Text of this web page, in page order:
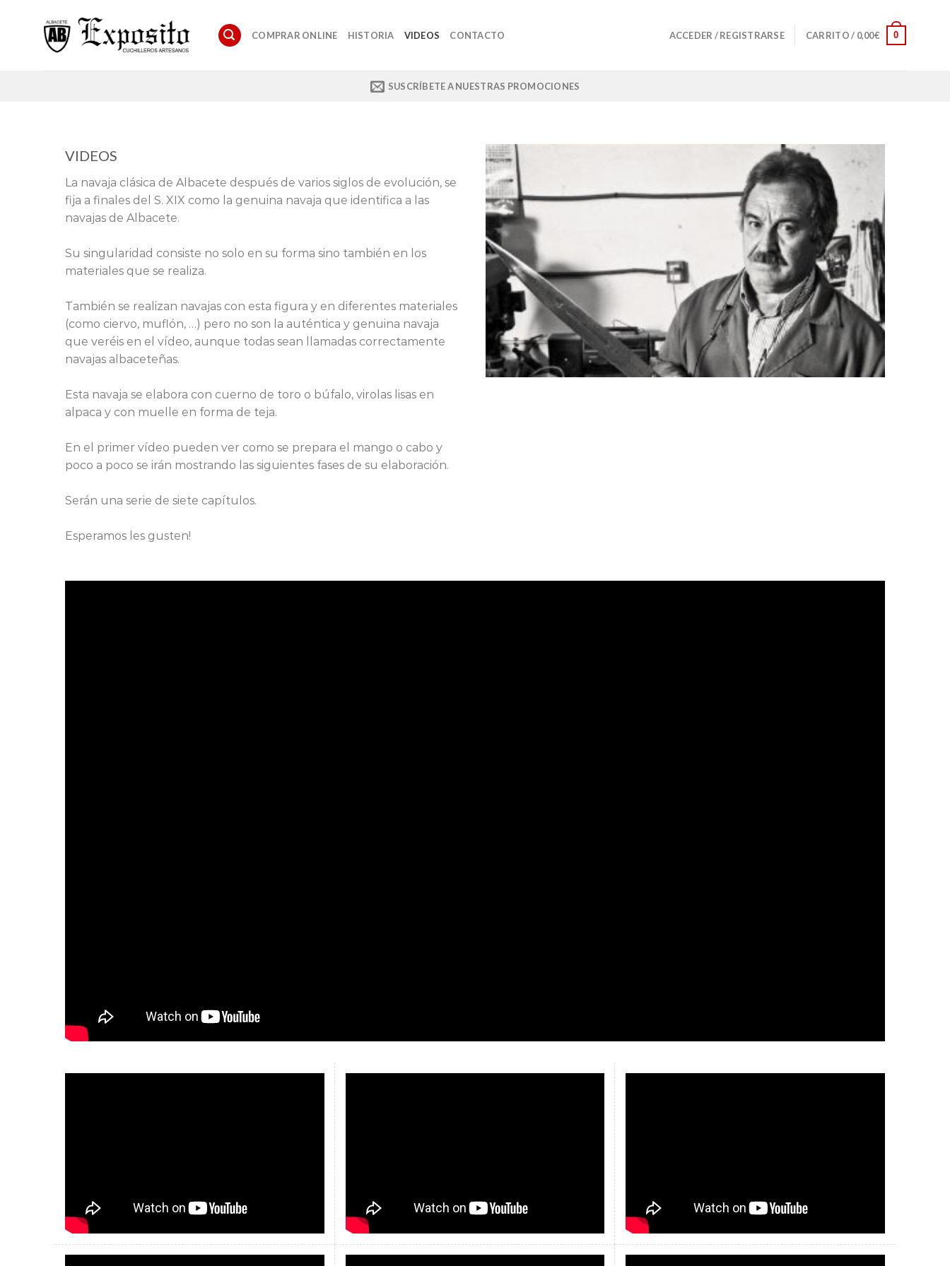
contenido
COMPRAR ONLINE HISTORIA VIDEOS CONTACTO ACCEDER / REGISTRARSE CARRITO / 0,00€ 0
SUSCRÍBETE A NUESTRAS PROMOCIONES
VIDEOS
La navaja clásica de Albacete después de varios siglos de evolución, se
fija a finales del S. XIX como la genuina navaja que identifica a las
navajas de Albacete.
Su singularidad consiste no solo en su forma sino también en los
materiales que se realiza.
También se realizan navajas con esta figura y en diferentes materiales
(como ciervo, muflón, …) pero no son la auténtica y genuina navaja
que veréis en el vídeo, aunque todas sean llamadas correctamente
navajas albaceteñas.
Esta navaja se elabora con cuerno de toro o búfalo, virolas lisas en
alpaca y con muelle en forma de teja.
En el primer vídeo pueden ver como se prepara el mango o cabo y
poco a poco se irán mostrando las siguientes fases de su elaboración.
Serán una serie de siete capítulos.
Esperamos les gusten!